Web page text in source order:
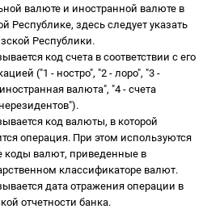
валюте и иностранной валюте в
Республике, здесь следует указать
Республики.
код счета в соответствии с его
("1 - ностро", "2 - лоро", "3 -
валюта", "4 - счета
код валюты, в которой
операция. При этом используются
коды валют, приведенные в
классификаторе валют.
дата отражения операции в
отчетности банка.